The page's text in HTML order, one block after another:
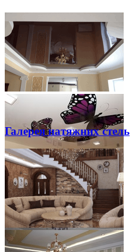
Галерея натяжних стель